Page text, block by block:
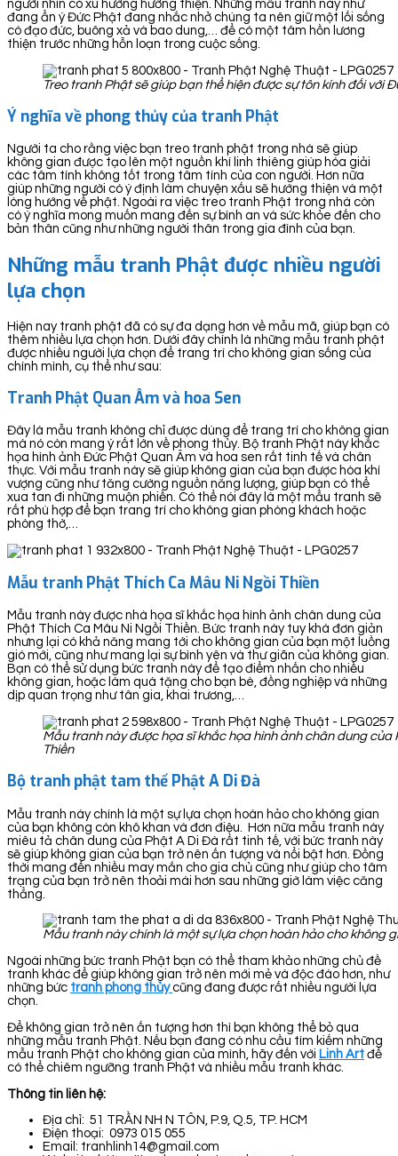
người nhìn có xu hướng hướng thiện. Những mẫu tranh này như
đang ẩn ý Đức Phật đang nhắc nhở chúng ta nên giữ một lối sống
có đạo đức, buông xả và bao dung,… để có một tâm hồn lương
thiện trước những hỗn loạn trong cuộc sống.
Treo tranh Phật sẽ giúp bạn thể hiện được sự tôn kính đối với
Ý nghĩa về phong thủy của tranh Phật
Người ta cho rằng việc bạn treo tranh phật trong nhà sẽ giúp
không gian được tạo lên một nguồn khí linh thiêng giúp hóa giải
các tâm tính không tốt trong tâm tính của con người. Hơn nữa
giúp những người có ý định làm chuyện xấu sẽ hướng thiện và một
lòng hướng về phật. Ngoài ra việc treo tranh Phật trong nhà còn
có ý nghĩa mong muốn mang đến sự bình an và sức khỏe đến cho
bản thân cũng như những người thân trong gia đình của bạn.
Những mẫu tranh Phật được nhiều người
lựa chọn
Hiện nay tranh phật đã có sự đa dạng hơn về mẫu mã, giúp bạn có
thêm nhiều lựa chọn hơn. Dưới đây chính là những mẫu tranh phật
được nhiều người lựa chọn để trang trí cho không gian sống của
chính mình, cụ thể như sau:
Tranh Phật Quan Âm và hoa Sen
Đây là mẫu tranh không chỉ được dùng để trang trí cho không gian
mà nó còn mang ý rất lớn về phong thủy. Bộ tranh Phật này khắc
họa hình ảnh Đức Phật Quan Âm và hoa sen rất tinh tế và chân
thực. Với mẫu tranh này sẽ giúp không gian của bạn được hòa khí
vượng cũng như tăng cường nguồn năng lượng, giúp bạn có thể
xua tan đi những muộn phiền. Có thể nói đây là một mẫu tranh sẽ
rất phù hợp để bạn trang trí cho không gian phòng khách hoặc
phòng thờ,…
Mẫu tranh Phật Thích Ca Mâu Ni Ngồi Thiền
Mẫu tranh này được nhà họa sĩ khắc họa hình ảnh chân dung của
Phật Thích Ca Mâu Ni Ngồi Thiền. Bức tranh này tuy khá đơn giản
nhưng lại có khả năng mang tới cho không gian của bạn một luồng
gió mới, cũng như mang lại sự bình yên và thư giãn của không gian.
Bạn có thể sử dụng bức tranh này để tạo điểm nhấn cho nhiều
không gian, hoặc làm quà tặng cho bạn bè, đồng nghiệp và những
dịp quan trọng như tân gia, khai trương,…
Mẫu tranh này được họa sĩ khắc họa hình ảnh chân dung của
Thiền
Bộ tranh phật tam thế Phật A Di Đà
Mẫu tranh này chính là một sự lựa chọn hoàn hảo cho không gian
của bạn không còn khô khan và đơn điệu. Hơn nữa mẫu tranh này
miêu tả chân dung của Phật A Di Đà rất tinh tế, với bức tranh này
sẽ giúp không gian của bạn trở nên ấn tượng và nổi bật hơn. Đồng
thời mang đến nhiều may mắn cho gia chủ cũng như giúp cho tâm
trạng của bạn trở nên thoải mái hơn sau những giờ làm việc căng
thẳng.
Mẫu tranh này chính là một sự lựa chọn hoàn hảo cho không
Ngoài những bức tranh Phật bạn có thể tham khảo những chủ đề
tranh khác để giúp không gian trở nên mới mẻ và độc đáo hơn, như
những bức tranh phong thủy cũng đang được rất nhiều người lựa
chọn.
Để không gian trở nên ấn tượng hơn thì bạn không thể bỏ qua
những mẫu tranh Phật. Nếu bạn đang có nhu cầu tìm kiếm những
mẫu tranh Phật cho không gian của mình, hãy đến với Linh Art để
có thể chiêm ngưỡng tranh Phật và nhiều mẫu tranh khác.
Thông tin liên hệ:
Địa chỉ: 51 TRẦN NH N TÔN, P.9, Q.5, TP. HCM
Điện thoại: 0973 015 055
Email: tranhlinh14@gmail.com